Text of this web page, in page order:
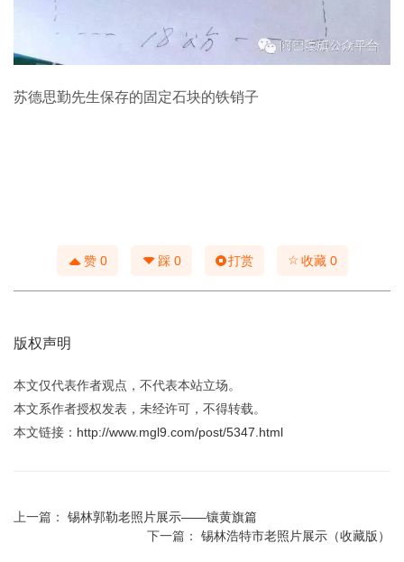
苏德思勤先生保存的固定石块的铁销子
赞 0 踩 0 打赏 ☆收藏 0
版权声明
本文仅代表作者观点，不代表本站立场。
本文系作者授权发表，未经许可，不得转载。
本文链接： http://www.mgl9.com/post/5347.html
上一篇： 锡林郭勒老照片展示——镶黄旗篇
下一篇： 锡林浩特市老照片展示（收藏版）